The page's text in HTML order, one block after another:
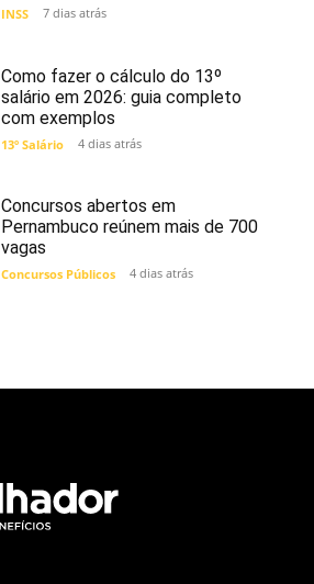
INSS 7 dias atrás
Como fazer o cálculo do 13º
salário em 2026: guia completo
com exemplos
13º Salário 4 dias atrás
Concursos abertos em
Pernambuco reúnem mais de 700
vagas
Concursos Públicos 4 dias atrás